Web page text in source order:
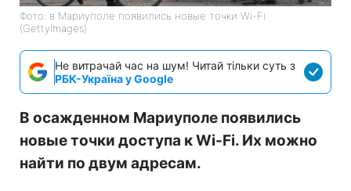
Фото: в Мариуполе появились новые точки Wi-Fi
(GettyImages)
Не витрачай час на шум! Читай тільки суть з
РБК-Україна у Google
В осажденном Мариуполе появились
новые точки доступа к Wi-Fi. Их можно
найти по двум адресам.